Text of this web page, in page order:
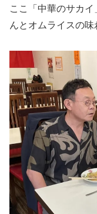
ここ「中華のサカ
んとオムライスの味